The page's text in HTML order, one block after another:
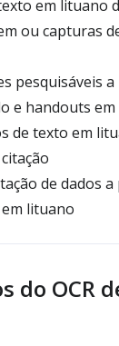
em lituano
ou capturas
pesquisáveis
e handouts
de texto em
de dados
lituano
do OCR